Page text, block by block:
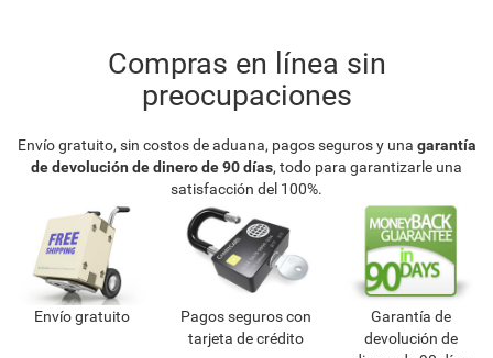
Compras en línea sin
preocupaciones
Envío gratuito, sin costos de aduana, pagos seguros y una garantía
de devolución de dinero de 90 días, todo para garantizarle una
satisfacción del 100%.
Envío gratuito
Pagos seguros con
tarjeta de crédito
Garantía de
devolución de